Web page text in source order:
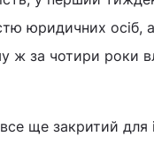
юридичних осіб, а
ж за чотири роки
ще закритий для